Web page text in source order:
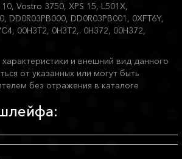
Vostro 3750, XPS 15, L501X,
DD0R03PB000, DD0R03PB001, 0XFT6Y,
00H3T2, 0H3T2,. 0H372, 00H372,
и внешний вид данного
от указанных или могут быть
без отражения в каталоге